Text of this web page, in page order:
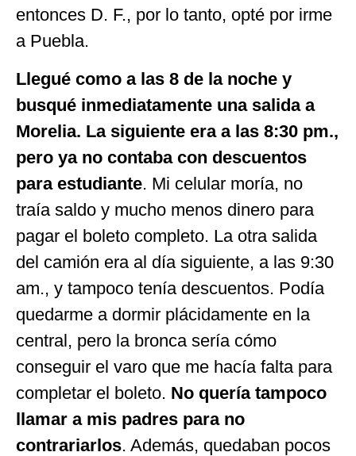
entonces D. F., por lo tanto, opté por irme
a Puebla.
Llegué como a las 8 de la noche y
busqué inmediatamente una salida a
Morelia. La siguiente era a las 8:30 pm.,
pero ya no contaba con descuentos
para estudiante. Mi celular moría, no
traía saldo y mucho menos dinero para
pagar el boleto completo. La otra salida
del camión era al día siguiente, a las 9:30
am., y tampoco tenía descuentos. Podía
quedarme a dormir plácidamente en la
central, pero la bronca sería cómo
conseguir el varo que me hacía falta para
completar el boleto. No quería tampoco
llamar a mis padres para no
contrariarlos. Además, quedaban pocos